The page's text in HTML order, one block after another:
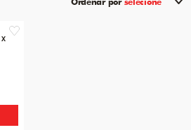
favorite